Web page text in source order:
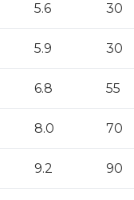
5.6 30
5.9 30
6.8 55
8.0 70
9.2 90